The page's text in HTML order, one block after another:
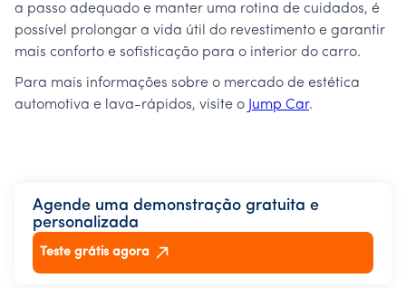
a passo adequado e manter uma rotina de cuidados, é
possível prolongar a vida útil do revestimento e garantir
mais conforto e sofisticação para o interior do carro.
Para mais informações sobre o mercado de estética
automotiva e lava-rápidos, visite o Jump Car.
Agende uma demonstração gratuita e
personalizada
Teste grátis agora